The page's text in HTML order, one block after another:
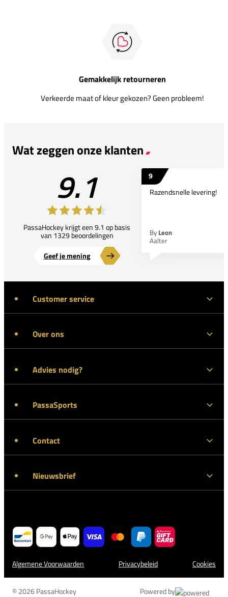
Gemakkelijk retourneren
Verkeerde maat of kleur gekozen? Geen probleem!
Wat zeggen onze klanten
9.1
PassaHockey krijgt een 9.1 op basis
van 1329 beoordelingen
Geef je mening
9
Razendsnelle levering!
By Leon
Aalter
Customer service
Over ons
Advies nodig?
PassaSports
Contact
Nieuwsbrief
Algemene Voorwaarden Privacybeleid Cookies
© 2026 PassaHockey Powered by